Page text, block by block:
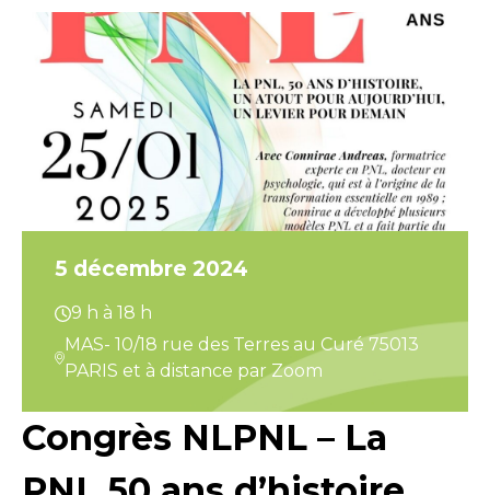
5 décembre 2024
9 h à 18 h
MAS- 10/18 rue des Terres au Curé 75013
PARIS et à distance par Zoom
Congrès NLPNL – La